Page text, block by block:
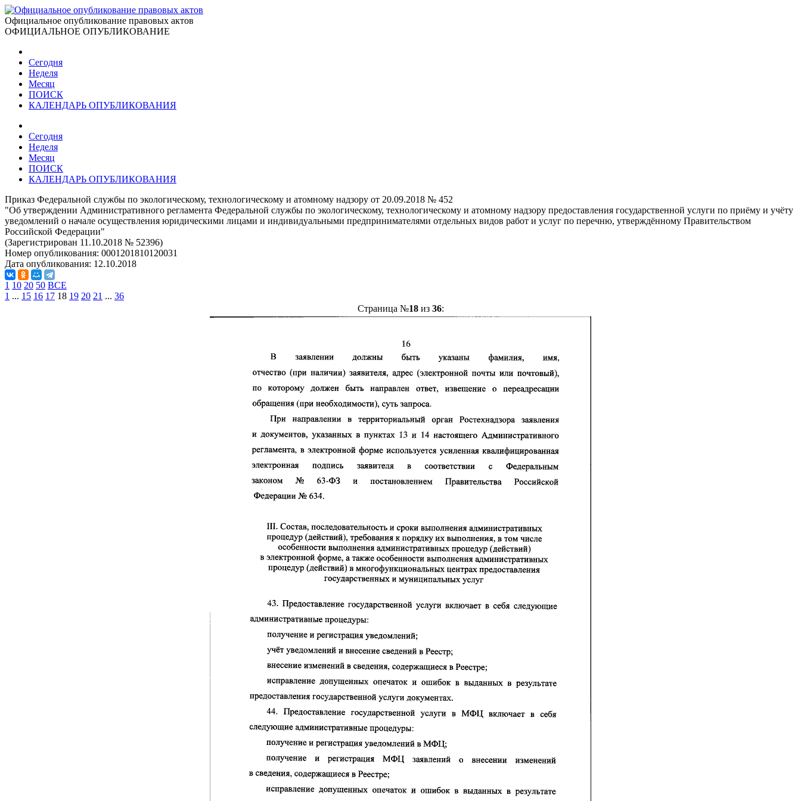
Официальное опубликование правовых актов
ОФИЦИАЛЬНОЕ ОПУБЛИКОВАНИЕ
Сегодня
Неделя
Месяц
ПОИСК
КАЛЕНДАРЬ ОПУБЛИКОВАНИЯ
Сегодня
Неделя
Месяц
ПОИСК
КАЛЕНДАРЬ ОПУБЛИКОВАНИЯ
Приказ Федеральной службы по экологическому, технологическому и атомному надзору от 20.09.2018 № 452
"Об утверждении Административного регламента Федеральной службы по экологическому, технологическому и атомному надзору предоставления государственной услуги по приёму и учёту
уведомлений о начале осуществления юридическими лицами и индивидуальными предпринимателями отдельных видов работ и услуг по перечню, утверждённому Правительством
Российской Федерации"
(Зарегистрирован 11.10.2018 № 52396)
Номер опубликования: 0001201810120031
Дата опубликования: 12.10.2018
1 10 20 50 ВСЕ
1 ... 15 16 17 18 19 20 21 ... 36
Страница №18из 36: